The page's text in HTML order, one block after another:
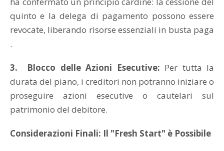
quinto e la delega di pagamento possono essere
revocate, liberando risorse essenziali in busta paga
.
3. Blocco delle Azioni Esecutive: Per tutta la
durata del piano, i creditori non potranno iniziare o
proseguire azioni esecutive o cautelari sul
patrimonio del debitore.
Considerazioni Finali: Il "Fresh Start" è Possibile